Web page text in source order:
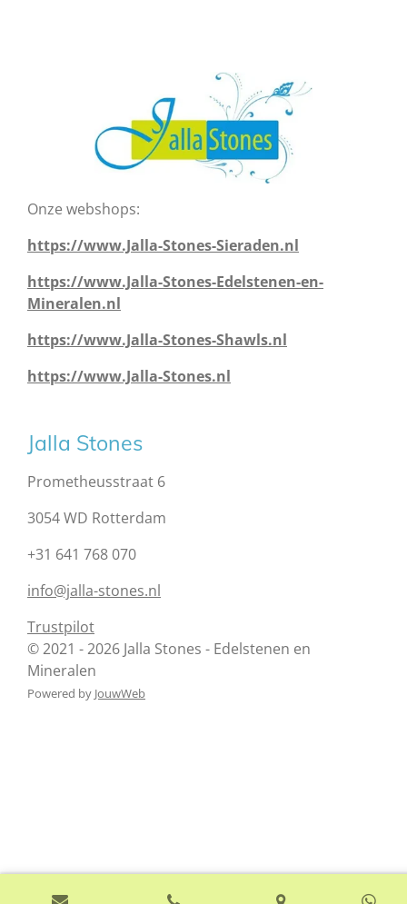
Onze webshops:
https://www.Jalla-Stones-Sieraden.nl
https://www.Jalla-Stones-Edelstenen-en-
Mineralen.nl
https://www.Jalla-Stones-Shawls.nl
https://www.Jalla-Stones.nl
Jalla Stones
Prometheusstraat 6
3054 WD Rotterdam
+31 641 768 070
info@jalla-stones.nl
Trustpilot
© 2021 - 2026 Jalla Stones - Edelstenen en
Mineralen
Powered by JouwWeb